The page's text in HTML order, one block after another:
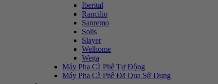
Iberital
Rancilio
Sanremo
Solis
Slayer
Welhome
Wega
Máy Pha Cà Phê Tự Động
Máy Pha Cà Phê Đã Qua Sử Dụng